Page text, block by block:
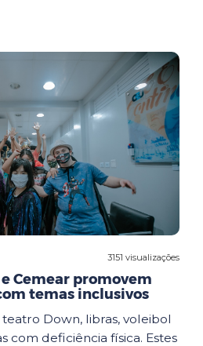
3151 visualizações
Cemear promovem
temas inclusivos
teatro Down, libras, voleibol
com deficiência física. Estes